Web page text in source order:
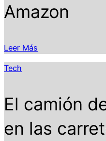
Amazon
Leer Más
Tech
El camión
en las